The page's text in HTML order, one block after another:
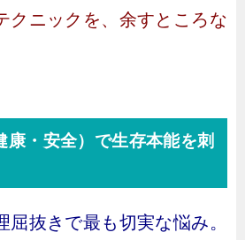
クニックを、余すところな
・安全）で生存本能を刺
屈抜きで最も切実な悩み。